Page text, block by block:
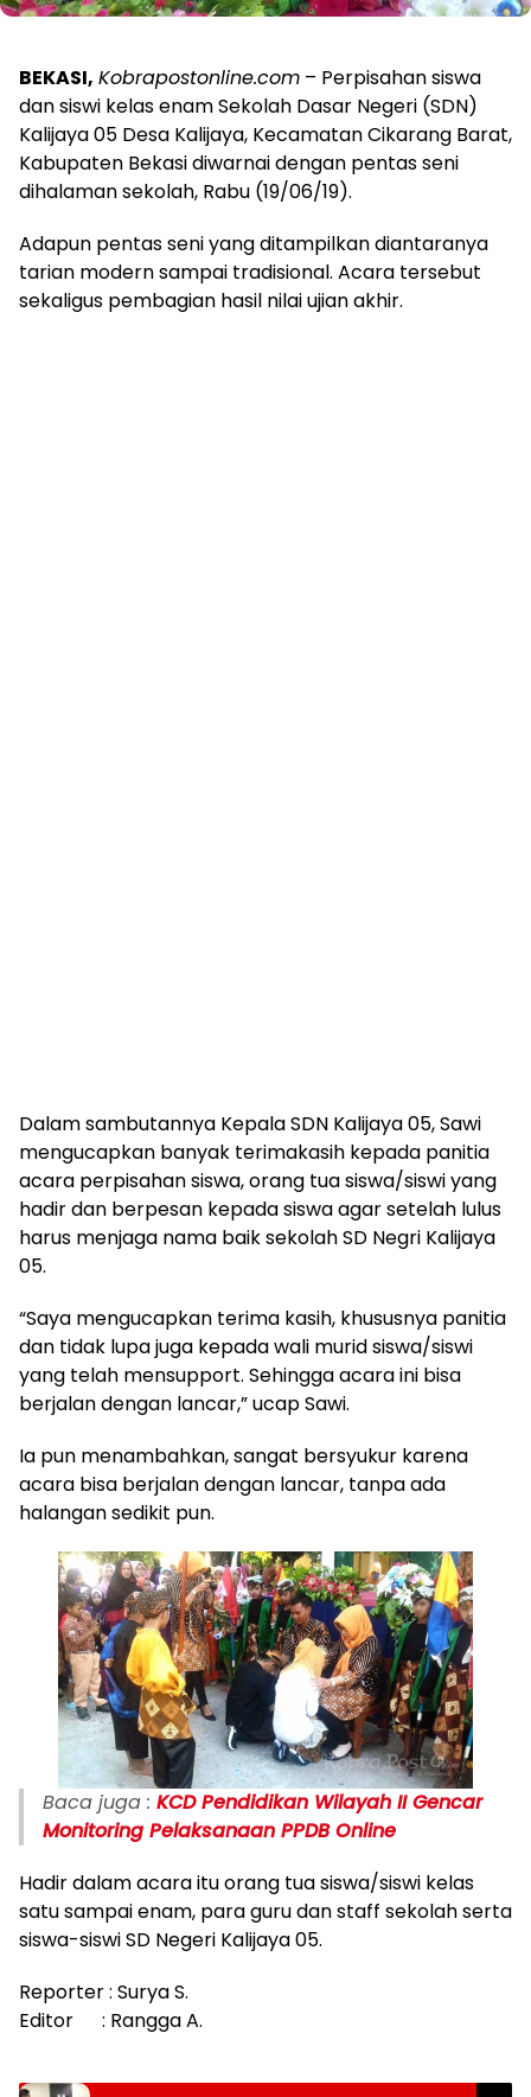
BEKASI, Kobrapostonline.com – Perpisahan siswa
dan siswi kelas enam Sekolah Dasar Negeri (SDN)
Kalijaya 05 Desa Kalijaya, Kecamatan Cikarang Barat,
Kabupaten Bekasi diwarnai dengan pentas seni
dihalaman sekolah, Rabu (19/06/19).
Adapun pentas seni yang ditampilkan diantaranya
tarian modern sampai tradisional. Acara tersebut
sekaligus pembagian hasil nilai ujian akhir.
Dalam sambutannya Kepala SDN Kalijaya 05, Sawi
mengucapkan banyak terimakasih kepada panitia
acara perpisahan siswa, orang tua siswa/siswi yang
hadir dan berpesan kepada siswa agar setelah lulus
harus menjaga nama baik sekolah SD Negri Kalijaya
05.
“Saya mengucapkan terima kasih, khususnya panitia
dan tidak lupa juga kepada wali murid siswa/siswi
yang telah mensupport. Sehingga acara ini bisa
berjalan dengan lancar,” ucap Sawi.
Ia pun menambahkan, sangat bersyukur karena
acara bisa berjalan dengan lancar, tanpa ada
halangan sedikit pun.
Baca juga : KCD Pendidikan Wilayah II Gencar
Monitoring Pelaksanaan PPDB Online
Hadir dalam acara itu orang tua siswa/siswi kelas
satu sampai enam, para guru dan staff sekolah serta
siswa-siswi SD Negeri Kalijaya 05.
Reporter : Surya S.
Editor : Rangga A.